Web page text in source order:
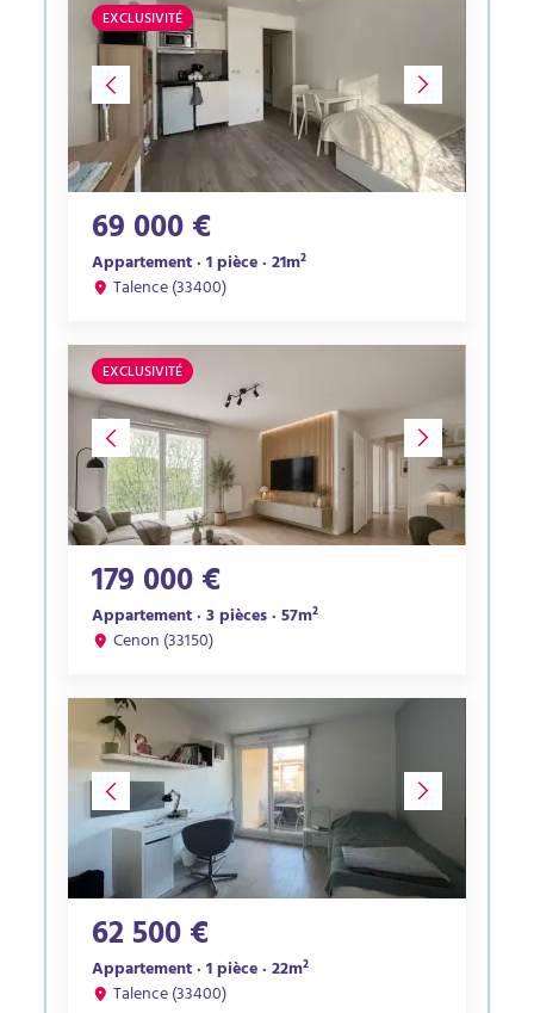
EXCLUSIVITÉ
69 000 €
Appartement · 1 pièce · 21m²
Talence (33400)
EXCLUSIVITÉ
179 000 €
Appartement · 3 pièces · 57m²
Cenon (33150)
62 500 €
Appartement · 1 pièce · 22m²
Talence (33400)